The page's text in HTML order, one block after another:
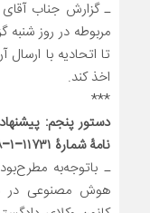
ـ گزارش جناب
مربوطه در روز شنبه
تا اتحادیه با
اخذ کند.
***
دستور پنجم:
نامۀ شمارۀ ۱۱۷۳۱–۱–۸
ـ باتوجه‌به
هوش مصنوعی در